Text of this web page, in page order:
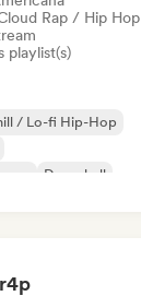
Rap / Hip Hop
playlist(s)
/ Lo-fi Hip-Hop
Dancehall